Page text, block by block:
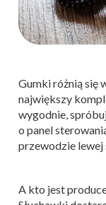
Gumki różnią się
największy
wygodnie,
o panel
przewodzie lewej
A kto jest